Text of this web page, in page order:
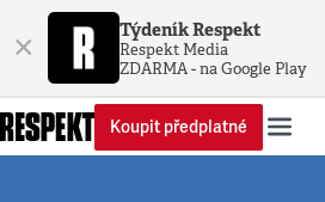
× Týdeník Respekt
Respekt Media
ZDARMA - na Google Play
Koupit předplatné